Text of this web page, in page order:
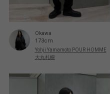
Okawa
173cm
Yohji Yamamoto POUR HOMME
大丸札幌